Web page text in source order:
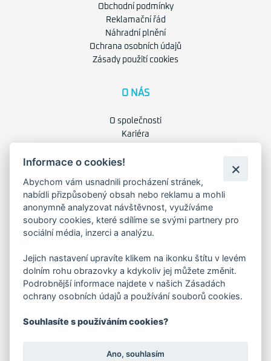
Obchodní podmínky
Reklamační řád
Náhradní plnění
Ochrana osobních údajů
Zásady použití cookies
O NÁS
O společnosti
Kariéra
FAKTURAČNÍ ADRESA
Družstevní 1394/12
Praha 4 - Nusle, 140 00
IČO: 28404009
DIČ: CZ28404009
KORESP. ADRESA A SKLAD
Informace o cookies!
Abychom vám usnadnili procházení stránek,
nabídli přizpůsobený obsah nebo reklamu a mohli
anonymně analyzovat návštěvnost, využíváme
soubory cookies, které sdílíme se svými partnery pro
sociální média, inzerci a analýzu.
Jejich nastavení upravíte klikem na ikonku štítu v levém
dolním rohu obrazovky a kdykoliv jej můžete změnit.
Podrobnější informace najdete v našich Zásadách
ochrany osobních údajů a používání souborů cookies.
Souhlasíte s používáním cookies?
Ano, souhlasím